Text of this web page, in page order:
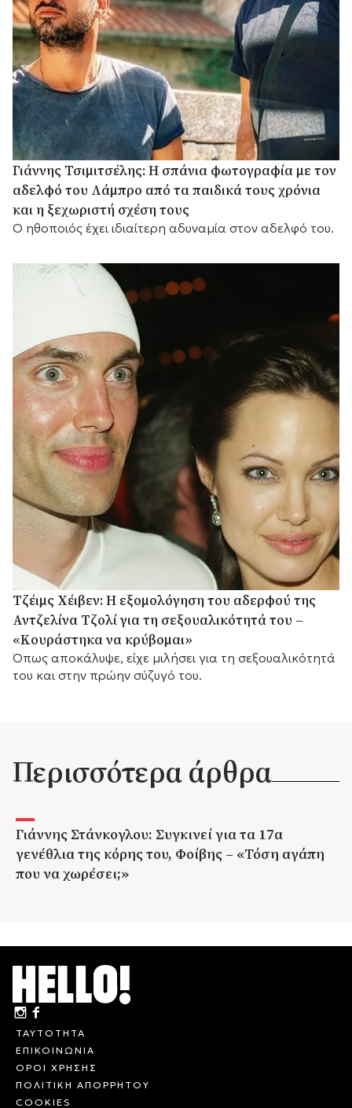
Γιάννης Τσιμιτσέλης: Η σπάνια φωτογραφία με τον
αδελφό του Λάμπρο από τα παιδικά τους χρόνια
και η ξεχωριστή σχέση τους
Ο ηθοποιός έχει ιδιαίτερη αδυναμία στον αδελφό του.
Τζέιμς Χέιβεν: Η εξομολόγηση του αδερφού της
Αντζελίνα Τζολί για τη σεξουαλικότητά του –
«Κουράστηκα να κρύβομαι»
Όπως αποκάλυψε, είχε μιλήσει για τη σεξουαλικότητά
του και στην πρώην σύζυγό του.
Περισσότερα άρθρα
Γιάννης Στάνκογλου: Συγκινεί για τα 17α
γενέθλια της κόρης του, Φοίβης – «Τόση αγάπη
που να χωρέσει;»
ΤΑΥΤΟΤΗΤΑ
ΕΠΙΚΟΙΝΩΝΙΑ
ΟΡΟΙ ΧΡΗΣΗΣ
ΠΟΛΙΤΙΚΗ ΑΠΟΡΡΗΤΟΥ
COOKIES